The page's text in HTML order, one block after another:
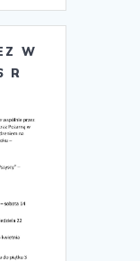
W
R